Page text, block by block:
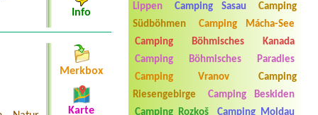
Lippen
Camping Sasau
Camping
Südböhmen
Camping Mácha-See
Camping Böhmisches Kanada
Camping Böhmisches Paradies
Camping Vranov
Camping
Riesengebirge
Camping Beskiden
Camping Rozkoš
Camping Moldau
Aneta Melicharová
Byli jsme zde v týdnu od 25.7. do 1.8.
2026. Kemp jako takový je pěkný. V
Info
Merkbox
Karte